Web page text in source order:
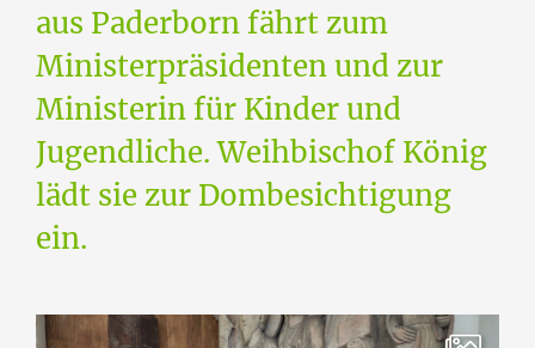
aus Paderborn fährt zum
Ministerpräsidenten und zur
Ministerin für Kinder und
Jugendliche. Weihbischof König
lädt sie zur Dombesichtigung
ein.